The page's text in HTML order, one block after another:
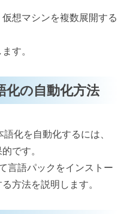
想マシンを複数展開する
す。
の自動化方法
化を自動化するには、
です。
言語パックをインストー
方法を説明します。